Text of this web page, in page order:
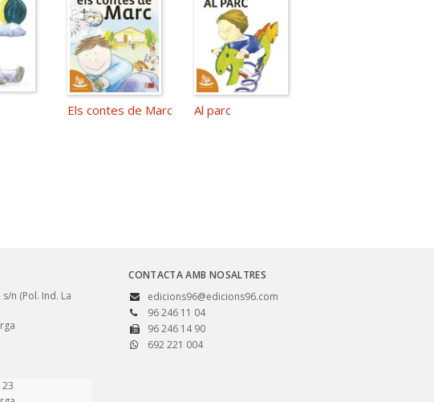
Els contes de Marc Al parc
n (Pol. Ind. La
CONTACTA AMB NOSALTRES
edicions96@edicions96.com
96 246 11 04
96 246 14 90
692 221 004